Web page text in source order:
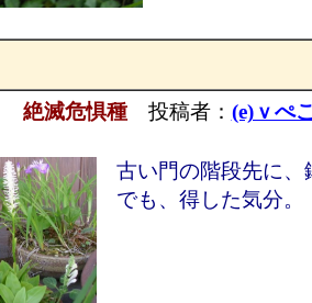
絶滅危惧種投稿者： (e)ｖぺこ
古い門の階段先に、
でも、得した気分。